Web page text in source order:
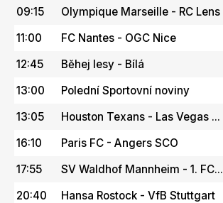
09:15
Olympique Marseille - RC Lens
11:00
FC Nantes - OGC Nice
12:45
Běhej lesy - Bílá
13:00
Polední Sportovní noviny
13:05
Houston Texans - Las Vegas ...
16:10
Paris FC - Angers SCO
17:55
SV Waldhof Mannheim - 1. FC...
20:40
Hansa Rostock - VfB Stuttgart